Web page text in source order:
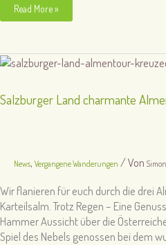
Salzburger
Land
Türchlwand.
Schaffen
zum
Gipfel
Read More »
Salzburger Land charmante
News, Vergangene Wanderungen / Von
Wir flanieren für euch durch die drei
Karteilsalm. Trotz Regen – Eine
Hammer Aussicht über die
Spiel des Nebels genossen bei dem